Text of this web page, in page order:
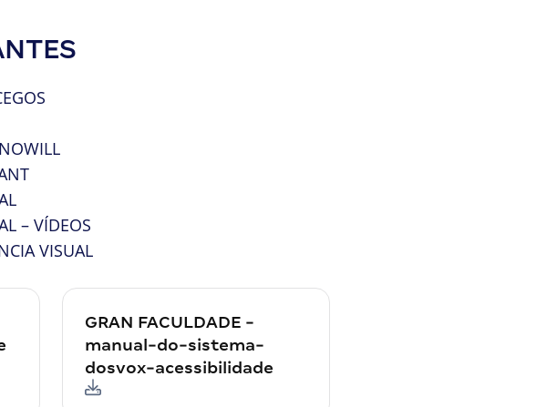
– VÍDEOS
VISUAL
GRAN FACULDADE -
manual-do-sistema-
dosvox-acessibilidade